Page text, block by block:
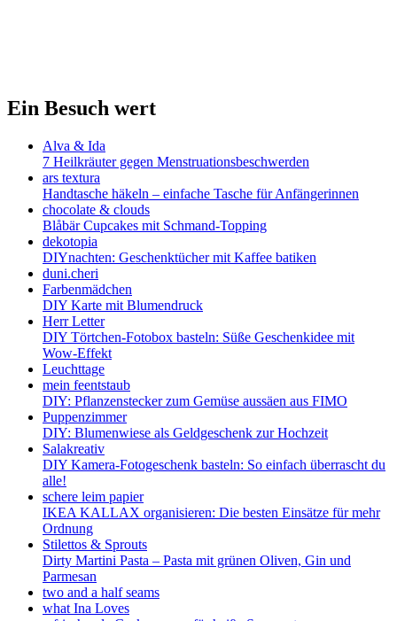
Ein Besuch wert
Alva & Ida
7 Heilkräuter gegen Menstruationsbeschwerden
ars textura
Handtasche häkeln – einfache Tasche für Anfängerinnen
chocolate & clouds
Blåbär Cupcakes mit Schmand-Topping
dekotopia
DIYnachten: Geschenktücher mit Kaffee batiken
duni.cheri
Farbenmädchen
DIY Karte mit Blumendruck
Herr Letter
DIY Törtchen-Fotobox basteln: Süße Geschenkidee mit
Wow-Effekt
Leuchttage
mein feentstaub
DIY: Pflanzenstecker zum Gemüse aussäen aus FIMO
Puppenzimmer
DIY: Blumenwiese als Geldgeschenk zur Hochzeit
Salakreativ
DIY Kamera-Fotogeschenk basteln: So einfach überrascht du
alle!
schere leim papier
IKEA KALLAX organisieren: Die besten Einsätze für mehr
Ordnung
Stilettos & Sprouts
Dirty Martini Pasta – Pasta mit grünen Oliven, Gin und
Parmesan
two and a half seams
what Ina Loves